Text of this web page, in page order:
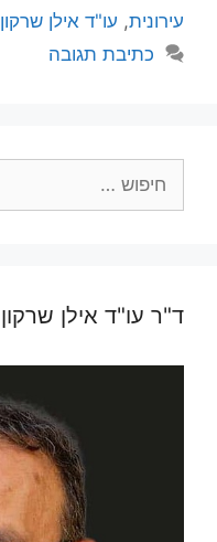
עירונית, עו"ד אילן שרקון
כתיבת תגובה
ד"ר עו"ד אילן שרקון